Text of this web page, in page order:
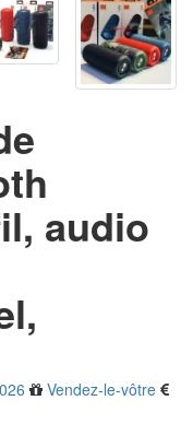
audio
Vendez-le-vôtre